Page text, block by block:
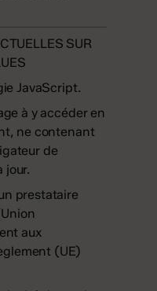
SUR
JavaScript.
à y accéder en
ne contenant
de
jour.
prestataire
aux
(UE)